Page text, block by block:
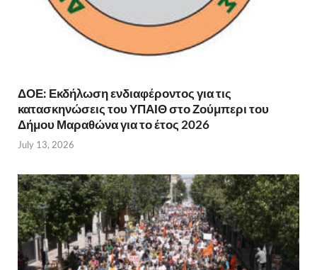
ΔΟΕ: Εκδήλωση ενδιαφέροντος για τις
κατασκηνώσεις του ΥΠΑΙΘ στο Ζούμπερι του
Δήμου Μαραθώνα για το έτος 2026
July 13, 2026